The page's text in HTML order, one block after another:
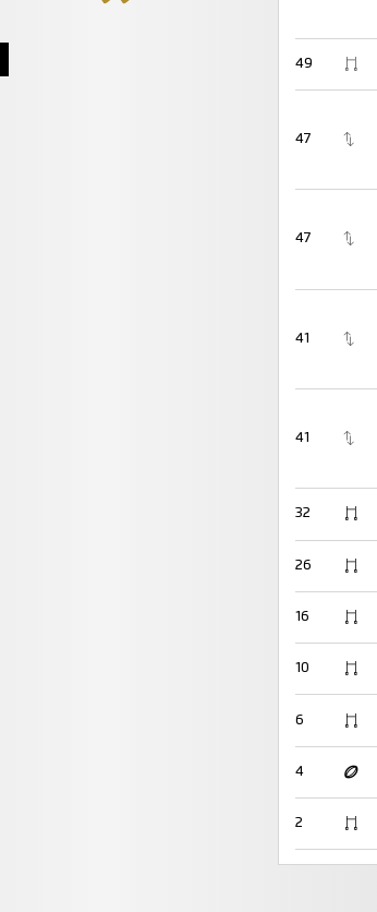
49
47
47
41
41
32
26
16
10
6
4
2